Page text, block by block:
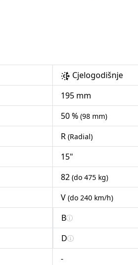
Cjelogodišnje
195 mm
50 % (98 mm)
R (Radial)
15"
82 (do 475 kg)
V (do 240 km/h)
B
D
-